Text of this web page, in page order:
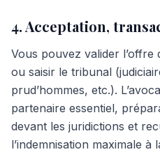
4. Acceptation,
Vous pouvez valider l’offre
ou saisir le tribunal
prud’hommes, etc.).
partenaire essentiel,
devant les juridictions et
l’indemnisation maximale